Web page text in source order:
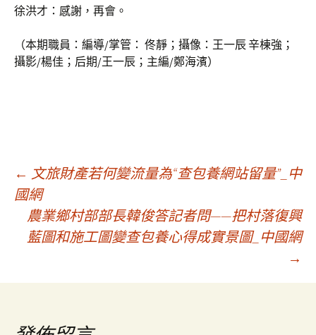
徐洪才：感謝，再會。
（本期職員：編導/掌管： 佟靜；攝像：王一辰 辛棟強；
攝影/楊佳；后期/王一辰；主編/鄭海濱）
文
章
導
覽
← 文旅財產若何變流量為“查包養網站留量”_中
國網
農業鄉村部部長韓俊答記者問——把村落復興
藍圖和施工圖變查包養心得成實景圖_中國網
→